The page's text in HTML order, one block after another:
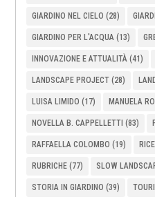
GIARDINO NEL CIELO (28)
GIARDINO PER L'ACQUA (13)
INNOVAZIONE E ATTUALITÀ (41)
LANDSCAPE PROJECT (28)
LUISA LIMIDO (17) MANUELA
NOVELLA B. CAPPELLETTI (83)
RAFFAELLA COLOMBO (19)
RUBRICHE (77) SLOW
STORIA IN GIARDINO (39)